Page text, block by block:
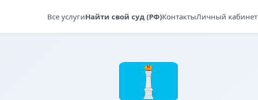
Все услугиНайти свой суд (РФ)КонтактыЛичный кабинет